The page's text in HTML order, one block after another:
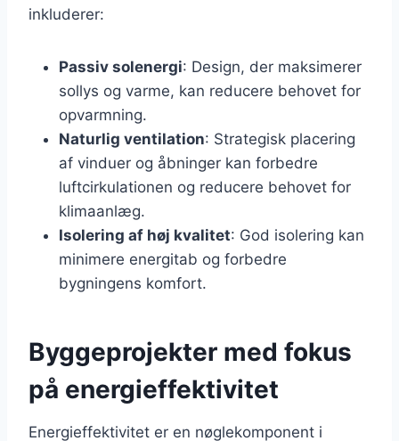
inkluderer:
Passiv solenergi: Design, der maksimerer
sollys og varme, kan reducere behovet for
opvarmning.
Naturlig ventilation: Strategisk placering
af vinduer og åbninger kan forbedre
luftcirkulationen og reducere behovet for
klimaanlæg.
Isolering af høj kvalitet: God isolering kan
minimere energitab og forbedre
bygningens komfort.
Byggeprojekter med fokus
på energieffektivitet
Energieffektivitet er en nøglekomponent i